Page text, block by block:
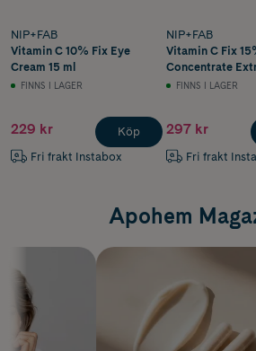
NIP+FAB
Vitamin C 10% Fix Eye
Cream 15 ml
FINNS I LAGER
229 kr
Fri frakt Instabox
Köp
NIP+FAB
Vitamin C Fix
Concentrate
FINNS I LAGER
297 kr
Fri frakt
Apohem